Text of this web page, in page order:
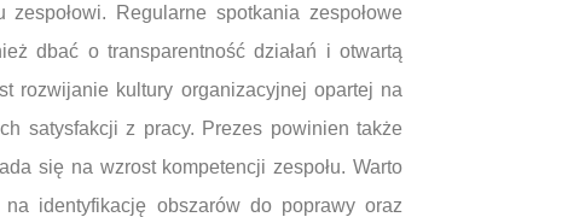
Regularne spotkania zespołowe
dbać o transparentność działań i otwartą
rozwijanie kultury organizacyjnej opartej na
satysfakcji z pracy. Prezes powinien także
się na wzrost kompetencji zespołu. Warto
identyfikację obszarów do poprawy oraz